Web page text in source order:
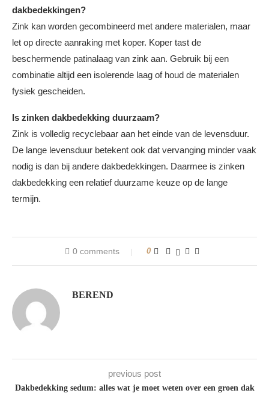
dakbedekkingen?
Zink kan worden gecombineerd met andere materialen, maar
let op directe aanraking met koper. Koper tast de
beschermende patinalaag van zink aan. Gebruik bij een
combinatie altijd een isolerende laag of houd de materialen
fysiek gescheiden.
Is zinken dakbedekking duurzaam?
Zink is volledig recyclebaar aan het einde van de levensduur.
De lange levensduur betekent ook dat vervanging minder vaak
nodig is dan bij andere dakbedekkingen. Daarmee is zinken
dakbedekking een relatief duurzame keuze op de lange
termijn.
0 comments 0
BEREND
previous post
Dakbedekking sedum: alles wat je moet weten over een groen dak